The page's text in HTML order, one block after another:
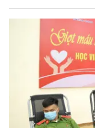
chống tội phạm về
Quang, Phó Giám